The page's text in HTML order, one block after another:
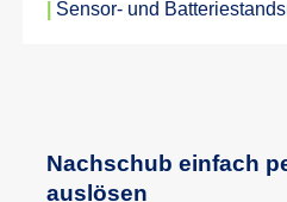
Sensor- und
Nachschub einfach
auslösen